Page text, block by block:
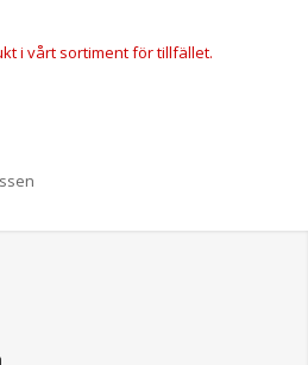
i vårt sortiment för tillfället.